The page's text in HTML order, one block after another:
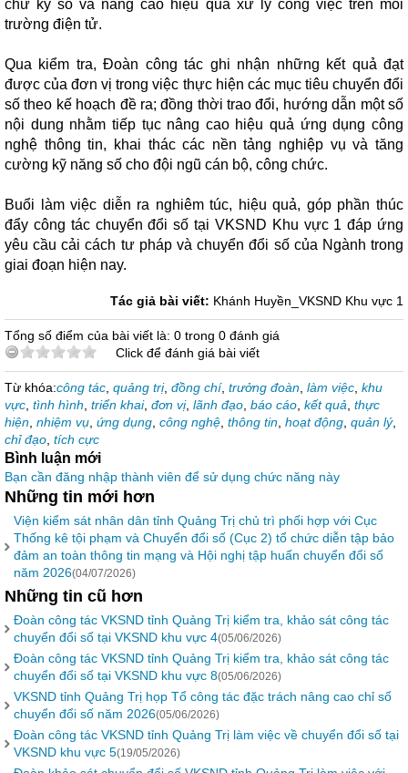
chữ ký số và nâng cao hiệu quả xử lý công việc trên môi
trường điện tử.
Qua kiểm tra, Đoàn công tác ghi nhận những kết quả đạt
được của đơn vị trong việc thực hiện các mục tiêu chuyển đổi
số theo kế hoạch đề ra; đồng thời trao đổi, hướng dẫn một số
nội dung nhằm tiếp tục nâng cao hiệu quả ứng dụng công
nghệ thông tin, khai thác các nền tảng nghiệp vụ và tăng
cường kỹ năng số cho đội ngũ cán bộ, công chức.
Buổi làm việc diễn ra nghiêm túc, hiệu quả, góp phần thúc
đẩy công tác chuyển đổi số tại VKSND Khu vực 1 đáp ứng
yêu cầu cải cách tư pháp và chuyển đổi số của Ngành trong
giai đoạn hiện nay.
Tác giả bài viết: Khánh Huyền_VKSND Khu vực 1
Tổng số điểm của bài viết là: 0 trong 0 đánh giá
Click để đánh giá bài viết
Từ khóa:công tác quảng trị, đồng chí, trưởng đoàn làm việc khu
vực tình hình triển khai, đơn vị, lãnh đạo báo cáo kết quả thực
hiện nhiệm vụ ứng dụng công nghệ thông tin hoạt động quản lý,
chỉ đạo tích cực
Bình luận mới
Bạn cần đăng nhập thành viên để sử dụng chức năng này
Những tin mới hơn
Viện kiểm sát nhân dân tỉnh Quảng Trị chủ trì phối hợp với Cục
Thống kê tội phạm và Chuyển đổi số (Cục 2) tổ chức diễn tập bảo
đảm an toàn thông tin mạng và Hội nghị tập huấn chuyển đổi số
năm 2026(04/07/2026)
Những tin cũ hơn
Đoàn công tác VKSND tỉnh Quảng Trị kiểm tra, khảo sát công tác
chuyển đổi số tại VKSND khu vực 4(05/06/2026)
Đoàn công tác VKSND tỉnh Quảng Trị kiểm tra, khảo sát công tác
chuyển đổi số tại VKSND khu vực 8(05/06/2026)
VKSND tỉnh Quảng Trị họp Tổ công tác đặc trách nâng cao chỉ số
chuyển đổi số năm 2026(05/06/2026)
Đoàn công tác VKSND tỉnh Quảng Trị làm việc về chuyển đổi số tại
VKSND khu vực 5(19/05/2026)